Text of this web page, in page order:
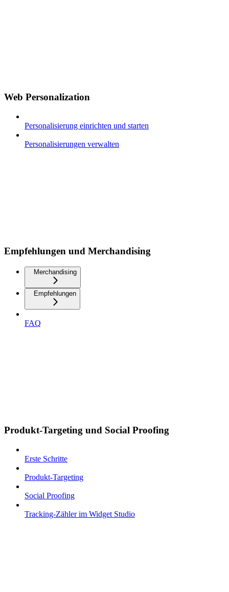
Web Personalization
Personalisierung einrichten und starten
Personalisierungen verwalten
Empfehlungen und Merchandising
Merchandising
Empfehlungen
FAQ
Produkt-Targeting und Social Proofing
Erste Schritte
Produkt-Targeting
Social Proofing
Tracking-Zähler im Widget Studio